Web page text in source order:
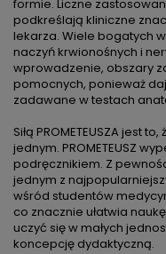
formie. Liczne
podkreślają kliniczne
lekarza. Wiele bogatych
naczyń krwionośnych i
wprowadzenie, obszary
pomocnych, ponieważ
zadawane w testach
Siłą PROMETEUSZA jest
jednym. PROMETEUSZ
podręcznikiem. Z
jednym z
wśród studentów
co znacznie ułatwia
uczyć się w małych
koncepcję dydaktyczną.